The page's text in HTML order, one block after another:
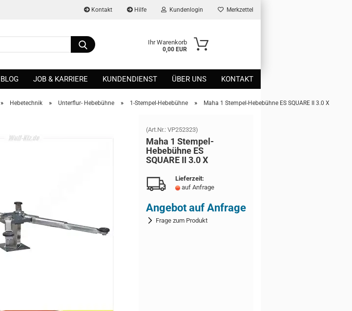
Kontakt Hilfe Kundenlogin Merkzettel
Ihr Warenkorb
0,00 EUR
BLOG JOB & KARRIERE KUNDENDIENST ÜBER UNS KONTAKT
» Hebetechnik » Unterflur- Hebebühne » 1-Stempel-Hebebühne » Maha 1 Stempel-​​Hebebühne ES SQUARE II 3.0 X
(Art.Nr.: VP252323)
Maha 1 Stempel-​​​
He­be­büh­ne ES
SQUA­RE II 3.0 X
Lieferzeit:
auf Anfrage
Angebot auf Anfrage
Frage zum Produkt